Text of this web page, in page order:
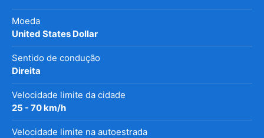
Moeda
United States Dollar
Sentido de condução
Direita
Velocidade limite da cidade
25 - 70 km/h
Velocidade limite na autoestrada